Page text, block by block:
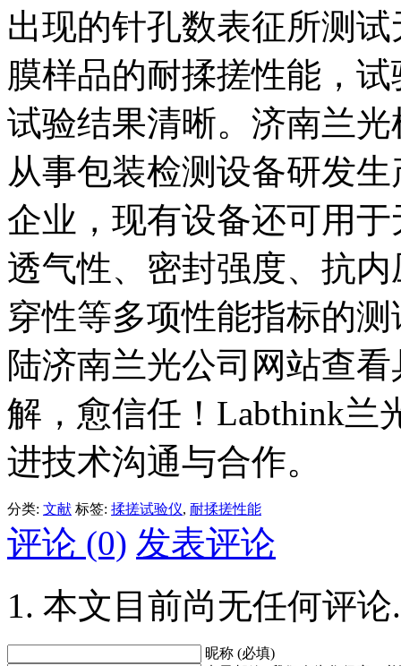
出现的针孔数表征所测
膜样品的耐揉搓性能，
试验结果清晰。济南兰
从事包装检测设备研发
企业，现有设备还可用
透气性、密封强度、抗
穿性等多项性能指标的
陆济南兰光公司网站查
解，愈信任！Labthink兰
进技术沟通与合作。
分类: 文献 标签: 揉搓试验仪, 耐揉搓性能
评论 (0) 发表评论
本文目前尚无任何评论.
昵称 (必填)